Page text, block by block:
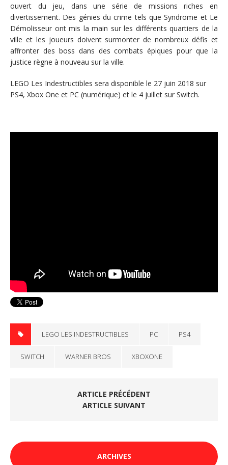
ouvert du jeu, dans une série de missions riches en
divertissement. Des génies du crime tels que Syndrome et Le
Démolisseur ont mis la main sur les différents quartiers de la
ville et les joueurs doivent surmonter de nombreux défis et
affronter des boss dans des combats épiques pour que la
justice règne à nouveau sur la ville.
LEGO Les Indestructibles sera disponible le 27 juin 2018 sur
PS4, Xbox One et PC (numérique) et le 4 juillet sur Switch.
LEGO LES INDESTRUCTIBLES PC PS4
SWITCH WARNER BROS XBOXONE
ARTICLE PRÉCÉDENT
ARTICLE SUIVANT
ARCHIVES